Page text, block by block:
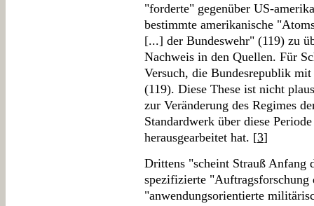
"forderte" gegenüber US-
bestimmte amerikanische
[...] der Bundeswehr" (119) zu
Nachweis in den Quellen. Für
Versuch, die Bundesrepublik
(119). Diese These ist nicht
zur Veränderung des Regimes
Standardwerk über diese
herausgearbeitet hat. [3]
Drittens "scheint Strauß Anfang
spezifizierte
"anwendungsorientierte